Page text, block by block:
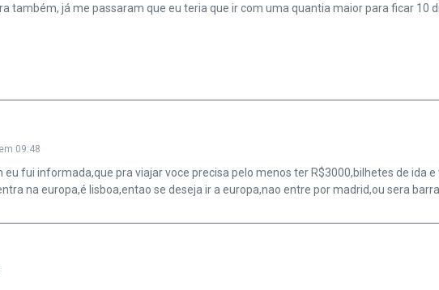
também, já me passaram que eu teria que ir com uma quantia maior para ficar 10
09:48
eu fui informada,que pra viajar voce precisa pelo menos ter R$3000,bilhetes de ida
na europa,é lisboa,entao se deseja ir a europa,nao entre por madrid,ou sera